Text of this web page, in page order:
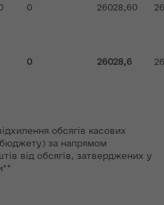
0 26028,60
0 26028,6
обсягів касових
бюджету) за напрямом
від обсягів, затверджених у